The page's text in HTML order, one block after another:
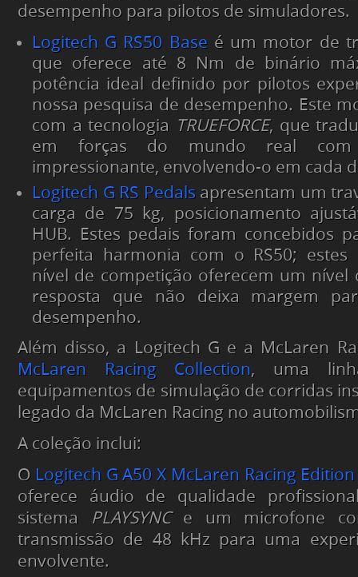
desempenho para pilotos de simuladores.
Logitech G RS50 Baseé um motor de
que oferece até 8 Nm de binário
potência ideal definido por pilotos
nossa pesquisa de desempenho. Este
com a tecnologia TRUEFORCE, que
em forças do mundo real com
impressionante, envolvendo-o em cada
Logitech G RS Pedalsapresentam um
carga de 75 kg, posicionamento
HUB. Estes pedais foram concebidos
perfeita harmonia com o RS50; estes
nível de competição oferecem um nível
resposta que não deixa margem
desempenho.
Além disso, a Logitech G e a McLaren
McLaren Racing Collection, uma
equipamentos de simulação de corridas
legado da McLaren Racing no
A coleção inclui:
O Logitech G A50 X McLaren Racing
oferece áudio de qualidade
sistema
PLAYSYNCe um microfone
transmissão de 48 kHz para uma
envolvente.